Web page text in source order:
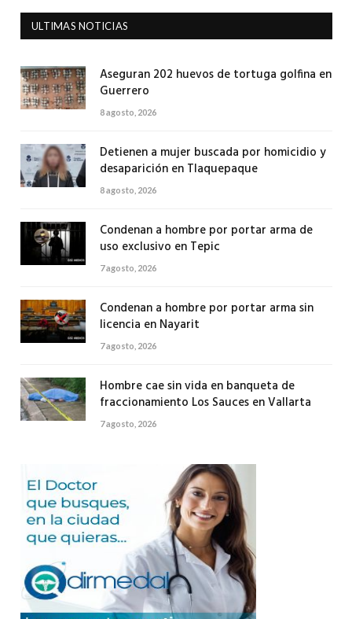
ULTIMAS NOTICIAS
Aseguran 202 huevos de tortuga golfina en
Guerrero
8 agosto, 2026
Detienen a mujer buscada por homicidio y
desaparición en Tlaquepaque
8 agosto, 2026
Condenan a hombre por portar arma de
uso exclusivo en Tepic
7 agosto, 2026
Condenan a hombre por portar arma sin
licencia en Nayarit
7 agosto, 2026
Hombre cae sin vida en banqueta de
fraccionamiento Los Sauces en Vallarta
7 agosto, 2026